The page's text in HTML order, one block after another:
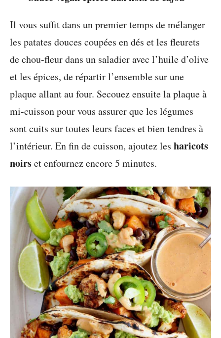
Il vous suffit dans un premier temps de mélanger
les patates douces coupées en dés et les fleurets
de chou-fleur dans un saladier avec l’huile d’olive
et les épices, de répartir l’ensemble sur une
plaque allant au four. Secouez ensuite la plaque à
mi-cuisson pour vous assurer que les légumes
sont cuits sur toutes leurs faces et bien tendres à
l’intérieur. En fin de cuisson, ajoutez les haricots
noirset enfournez encore 5 minutes.